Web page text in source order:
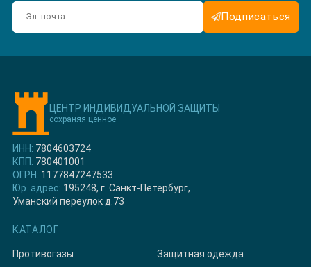
Подписаться
ЦЕНТР ИНДИВИДУАЛЬНОЙ ЗАЩИТЫ
сохраняя ценное
ИНН: 7804603724
КПП: 780401001
ОГРН: 1177847247533
Юр. адрес: 195248, г. Санкт-Петербург,
Уманский переулок д.73
КАТАЛОГ
Противогазы Защитная одежда